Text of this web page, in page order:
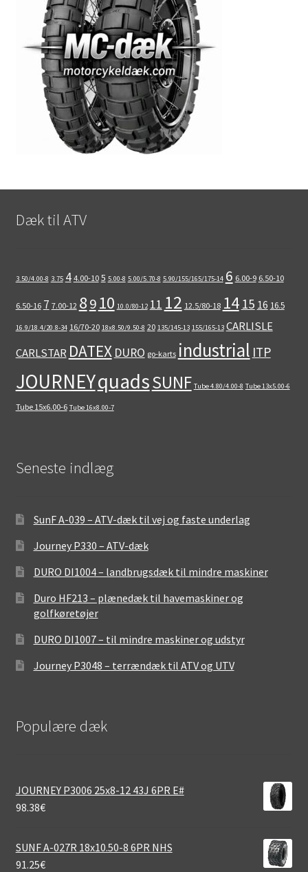
Dæk til ATV
3.50/4.00-8 3.75 4 4.00-10 5 5.00-8 5.00/5.70-8 5.90/155/165/175-14 6 6.00-9 6.50-10
6.50-16 7 7.00-12 89 10 10.0/80-12 11 12 12.5/80-18 14 15 16 16.5
16.9/18.4/20.8-34 16/70-20 18x8.50/9.50-8 20 135/145-13 155/165-13 CARLISLE
CARLSTAR DATEX DURO go-karts industrial ITP
JOURNEYquadsSUNF Tube 4.80/4.00-8 Tube 13x5.00-6
Tube 15x6.00-6 Tube 16x8.00-7
Seneste indlæg
SunF A-039 – ATV-dæk til vej og faste underlag
Journey P330 – ATV-dæk
DURO DI1004 – landbrugsdæk til mindre maskiner
Duro HF213 – plænedæk til havemaskiner og
golfkøretøjer
DURO DI1007 – til mindre maskiner og udstyr
Journey P3048 – terrændæk til ATV og UTV
Populære dæk
JOURNEY P3006 25x8-12 43J 6PR E#
98.38€
SUNF A-027R 18x10.50-8 6PR NHS
91.25€